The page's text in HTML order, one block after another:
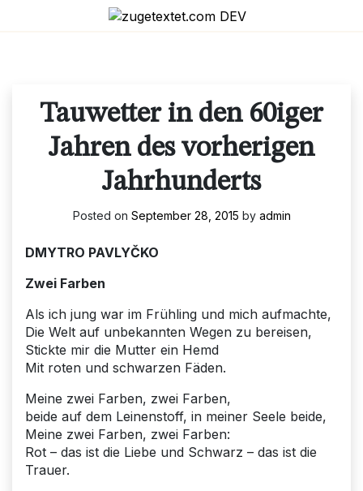
Tauwetter in den 60iger
Jahren des vorherigen
Jahrhunderts
Posted on September 28, 2015 by admin
DMYTRO PAVLYČKO
Zwei Farben
Als ich jung war im Frühling und mich aufmachte,
Die Welt auf unbekannten Wegen zu bereisen,
Stickte mir die Mutter ein Hemd
Mit roten und schwarzen Fäden.
Meine zwei Farben, zwei Farben,
beide auf dem Leinenstoff, in meiner Seele beide,
Meine zwei Farben, zwei Farben:
Rot – das ist die Liebe und Schwarz – das ist die
Trauer.